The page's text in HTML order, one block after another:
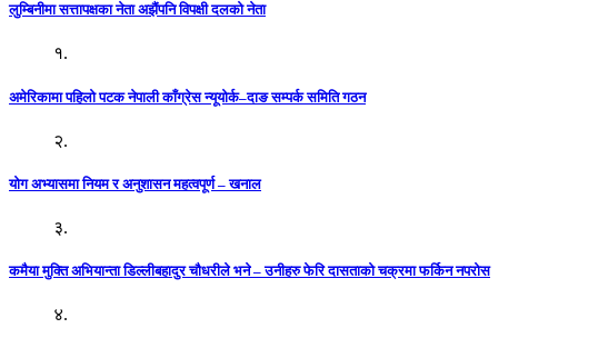
लुम्बिनीमा सत्तापक्षका नेता अझैंपनि विपक्षी दलको नेता
१.
अमेरिकामा पहिलो पटक नेपाली काँग्रेस न्यूयोर्क–दाङ सम्पर्क समिति गठन
२.
योग अभ्यासमा नियम र अनुशासन महत्वपूर्ण – खनाल
३.
कमैया मुक्ति अभियान्ता डिल्लीबहादुर चौधरीले भने – उनीहरु फेरि दासताको चक्रमा फर्किन नपरोस
४.